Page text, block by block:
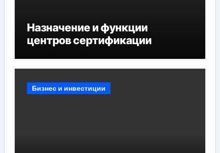
Назначение и функции
центров сертификации
Бизнес и инвестиции